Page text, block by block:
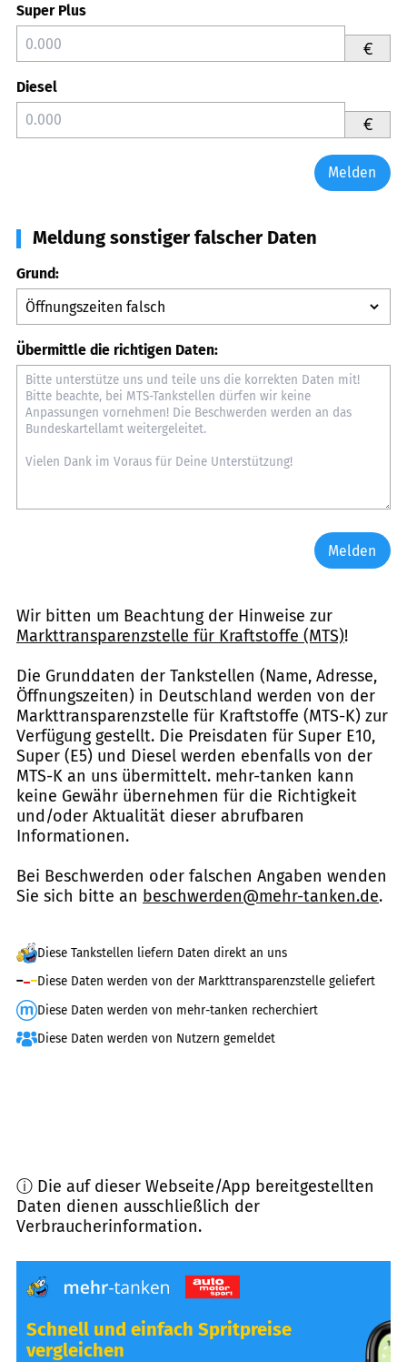
Super Plus
€
Diesel
€
Melden
Meldung sonstiger falscher Daten
Grund:
Übermittle die richtigen Daten:
Melden
Wir bitten um Beachtung der Hinweise zur
Markttransparenzstelle für Kraftstoffe (MTS)!
Die Grunddaten der Tankstellen (Name, Adresse,
Öffnungszeiten) in Deutschland werden von der
Markttransparenzstelle für Kraftstoffe (MTS-K) zur
Verfügung gestellt. Die Preisdaten für Super E10,
Super (E5) und Diesel werden ebenfalls von der
MTS-K an uns übermittelt. mehr-tanken kann
keine Gewähr übernehmen für die Richtigkeit
und/oder Aktualität dieser abrufbaren
Informationen.
Bei Beschwerden oder falschen Angaben wenden
Sie sich bitte an beschwerden@mehr-tanken.de.
Diese Tankstellen liefern Daten direkt an uns
Diese Daten werden von der Markttransparenzstelle geliefert
Diese Daten werden von mehr-tanken recherchiert
Diese Daten werden von Nutzern gemeldet
ⓘ Die auf dieser Webseite/App bereitgestellten
Daten dienen ausschließlich der
Verbraucherinformation.
Schnell und einfach Spritpreise
vergleichen